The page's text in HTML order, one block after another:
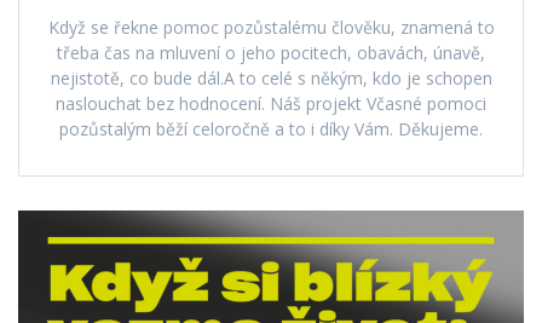
Když se řekne pomoc pozůstalému člověku, znamená to
třeba čas na mluvení o jeho pocitech, obavách, únavě,
nejistotě, co bude dál.A to celé s někým, kdo je schopen
naslouchat bez hodnocení. Náš projekt Včasné pomoci
pozůstalým běží celoročně a to i díky Vám. Děkujeme.